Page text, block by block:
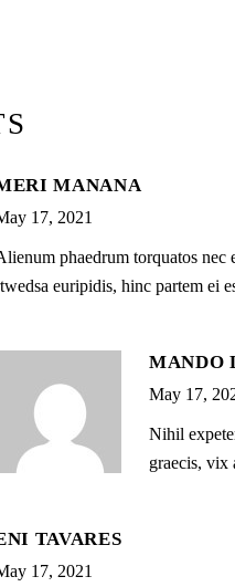
MANANA
17, 2021
phaedrum torquatos
euripidis, hinc partem ei
MANDO
May 17,
Nihil
graecis, vix
TAVARES
17, 2021